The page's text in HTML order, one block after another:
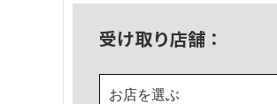
受け取り店舗：
お店を選ぶ